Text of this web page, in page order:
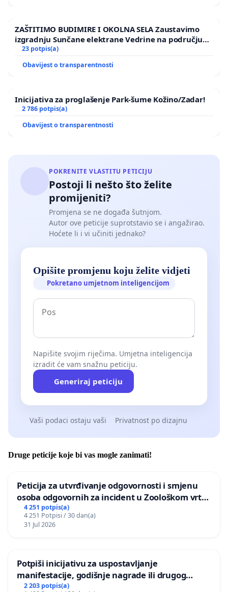
ZAŠTITIMO BUDIMIRE I OKOLNA SELA Zaustavimo
izgradnju Sunčane elektrane Vedrine na području
Ugljana
23 potpis(a)
Obavijest o transparentnosti
Inicijativa za proglašenje Park-šume Kožino/Zadar!
2 786 potpis(a)
Obavijest o transparentnosti
POKRENITE VLASTITU PETICIJU
Postoji li nešto što želite
promijeniti?
Promjena se ne događa šutnjom.
Autor ove peticije suprotstavio se i angažirao.
Hoćete li i vi učiniti jednako?
Opišite promjenu koju želite vidjeti
Pokretano umjetnom inteligencijom
Napišite svojim riječima. Umjetna inteligencija
izradit će vam snažnu peticiju.
Generiraj peticiju
Vaši podaci ostaju vaši Privatnost po dizajnu
Druge peticije koje bi vas mogle zanimati!
Peticija za utvrđivanje odgovornosti i smjenu
osoba odgovornih za incident u Zoološkom vrtu
Grada Zagreba
4 251 potpis(a)
4 251 Potpisi / 30 dan(a)
31 Jul 2026
Potpiši inicijativu za uspostavljanje
manifestacije, godišnje nagrade ili drugog
javnog događaja „Edin Avdić“ u Sarajevu
2 203 potpis(a)